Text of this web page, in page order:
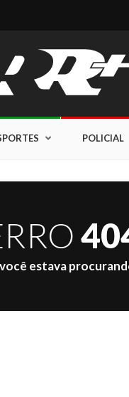
POLICIAL
estava